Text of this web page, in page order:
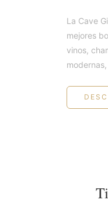
La Cave
mejores
vinos,